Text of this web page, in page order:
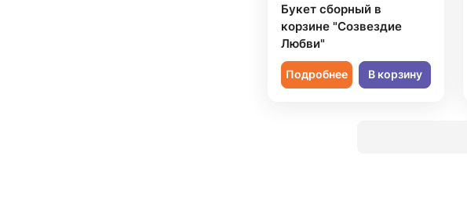
Букет сборный в
корзине "Созвездие
Любви"
Подробнее В корзину